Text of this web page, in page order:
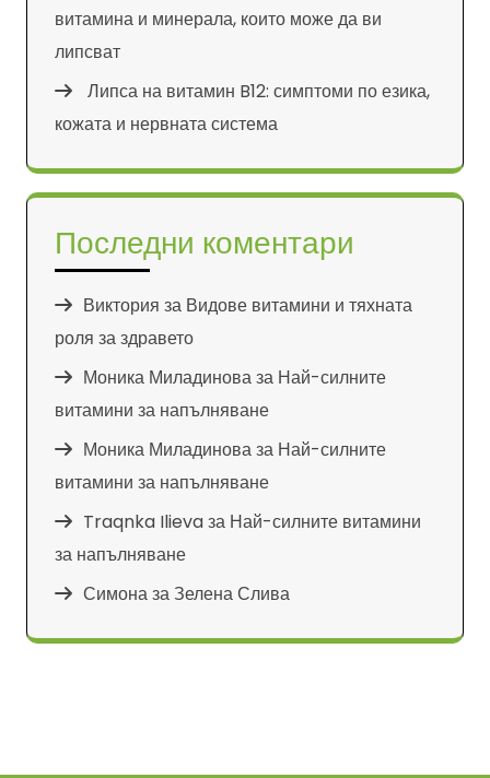
витамина и минерала, които може да ви
липсват
Липса на витамин B12: симптоми по езика,
кожата и нервната система
Последни коментари
Виктория за Видове витамини и тяхната
роля за здравето
Моника Миладиноваза Най-силните
витамини за напълняване
Моника Миладиноваза Най-силните
витамини за напълняване
Traqnka Ilievaза Най-силните витамини
за напълняване
СимоназаЗелена Слива